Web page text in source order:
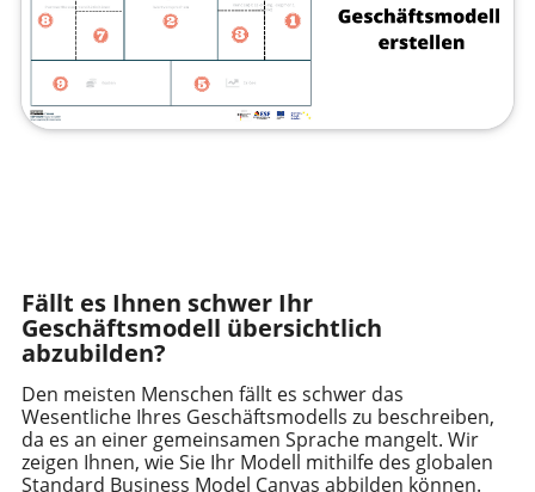
Fällt es Ihnen schwer Ihr
Geschäftsmodell übersichtlich
abzubilden?
Den meisten Menschen fällt es schwer das
Wesentliche Ihres Geschäftsmodells zu beschreiben,
da es an einer gemeinsamen Sprache mangelt. Wir
zeigen Ihnen, wie Sie Ihr Modell mithilfe des globalen
Standard Business Model Canvas abbilden können.